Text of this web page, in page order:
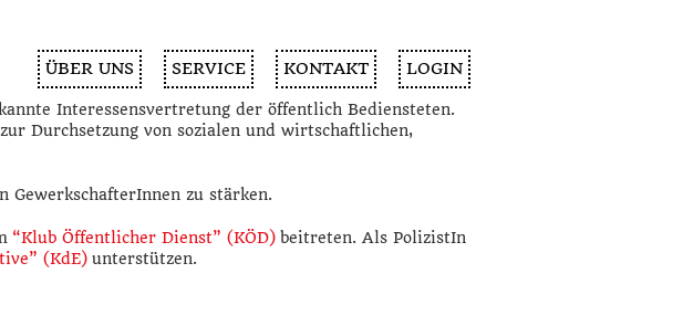
ÜBER UNS SERVICE KONTAKT LOGIN
Interessensvertretung der öffentlich Bediensteten.
Durchsetzung von sozialen und wirtschaftlichen,
GewerkschafterInnen zu stärken.
“Klub Öffentlicher Dienst” (KÖD) beitreten. Als PolizistIn
(KdE) unterstützen.